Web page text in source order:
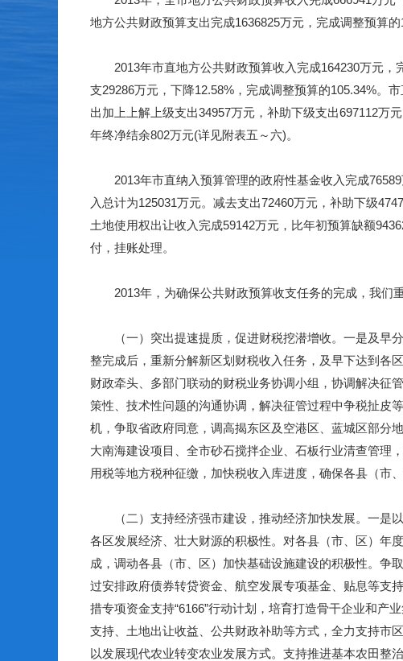
地方公共财政预算支出完成1636825万元，完成调整预算的
2013年市直地方公共财政预算收入完成164230万元，
支29286万元，下降12.58% ，完成调整预算的105.34%。
出加上上解上级支出34957万元，补助下级支出697112万
年终净结余802万元(详见附表五～六)。
2013年市直纳入预算管理的政府性基金收入完成76589
入总计为125031万元。减去支出72460万元，补助下级4747
土地使用权出让收入完成59142万元，比年初预算缺额
付，挂账处理。
2013年，为确保公共财政预算收支任务的完成，我们
（一）突出提速提质，促进财税挖潜增收。 一是及早
整完成后，重新分解新区划财税收入任务，及早下达到各
财政牵头、多部门联动的财税业务协调小组，协调解决征
策性、技术性问题的沟通协调，解决征管过程中争税扯皮
机，争取省政府同意，调高揭东区及空港区、蓝城区部分
大南海建设项目、全市砂石搅拌企业、石板行业清查管理
用税等地方税种征缴，加快税收入库进度，确保各县（市
（二）支持经济强市建设，推动经济加快发展。 一是
各区发展经济、壮大财源的积极性。对各县（市、区）年
成，调动各县（市、区）加快基础设施建设的积极性。 争
过安排政府债券转贷资金、航空发展专项基金、贴息等支持
措专项资金支持“6166”行动计划，培育打造骨干企业和产
支持、土地出让收益、公共财政补助等方式，全力支持市
以发展现代农业转变农业发展方式。支持推进基本农田整